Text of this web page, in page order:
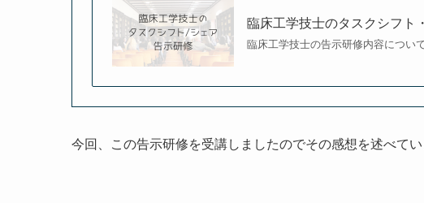
臨床工学技士のタスクシフト
臨床工学技士の告示研修内容につい
今回、この告示研修を受講しましたのでその感想を述べてい